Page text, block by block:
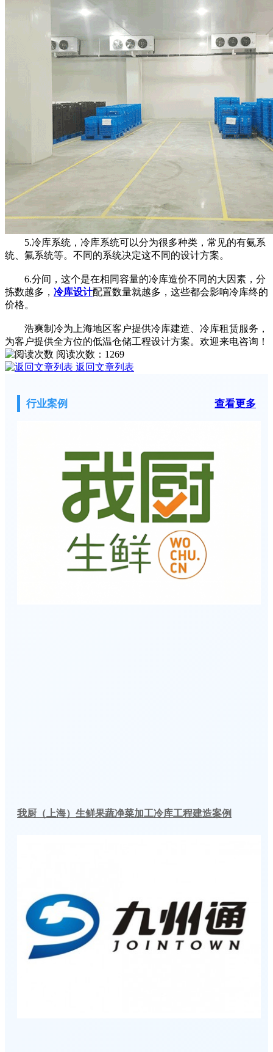
5.冷库系统，冷库系统可以分为很多种类，常见的有氨系
统、氟系统等。不同的系统决定这不同的设计方案。
6.分间，这个是在相同容量的冷库造价不同的大因素，分
拣数越多， 冷库设计配置数量就越多，这些都会影响冷库终的
价格。
浩爽制冷为上海地区客户提供冷库建造、冷库租赁服务，
为客户提供全方位的低温仓储工程设计方案。欢迎来电咨询！
阅读次数： 1269
返回文章列表
行业案例 查看更多
我厨（上海）生鲜果蔬净菜加工冷库工程建造案例